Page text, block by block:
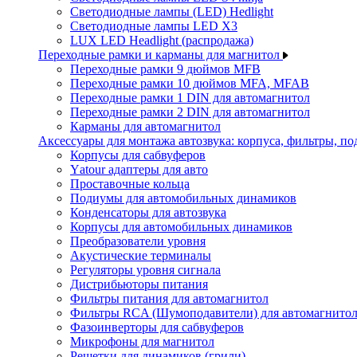
Светодиодные лампы (LED) Hedlight
Светодиодные лампы LED X3
LUX LED Headlight (распродажа)
Переходные рамки и карманы для магнитол
Переходные рамки 9 дюймов MFB
Переходные рамки 10 дюймов MFA, MFAB
Переходные рамки 1 DIN для автомагнитол
Переходные рамки 2 DIN для автомагнитол
Карманы для автомагнитол
Аксессуары для монтажа автозвука: корпуса, фильтры,
Корпусы для сабвуферов
Yаtour адаптеры для авто
Проставочные кольца
Подиумы для автомобильных динамиков
Конденсаторы для автозвука
Корпусы для автомобильных динамиков
Преобразователи уровня
Акустические терминалы
Регуляторы уровня сигнала
Дистрибьюторы питания
Фильтры питания для автомагнитол
Фильтры RCA (Шумоподавители) для автомагнитол
Фазоинверторы для сабвуферов
Микрофоны для магнитол